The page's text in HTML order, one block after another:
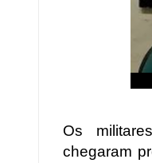
Os
chegaram